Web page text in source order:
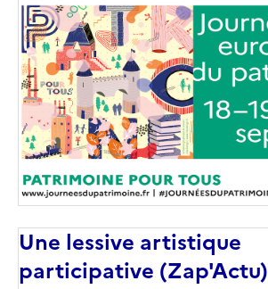
Image
de
couverture
(conseillée)
Une lessive artistique
participative (Zap'Actu)